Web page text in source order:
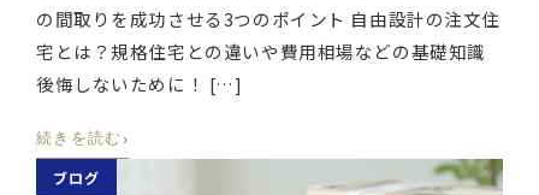
の間取りを成功させる3つのポイント 自由設計の注文住
宅とは？規格住宅との違いや費用相場などの基礎知識
後悔しないために！ […]
続きを読む ›
ブログ